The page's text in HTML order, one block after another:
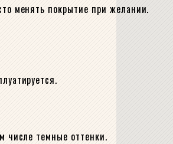
менять покрытие при желании.
числе темные оттенки.